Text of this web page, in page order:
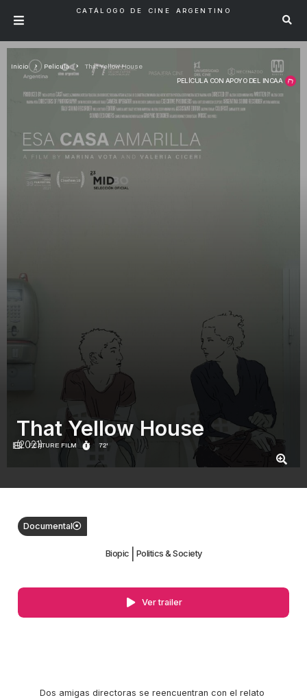
CATÁLOGO DE CINE ARGENTINO
PELÍCULA CON APOYO DEL INCAA
Inicio Pelicula That Yellow House
FEATURE FILM 72'
That Yellow House
(2021)
Documental
Biopic Politics & Society
Ver trailer
Dos amigas directoras se reencuentran con el relato